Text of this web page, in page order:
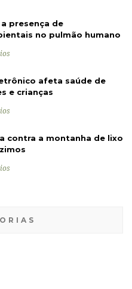
presença de
no pulmão humano
afeta saúde de
e crianças
contra a montanha de lixo